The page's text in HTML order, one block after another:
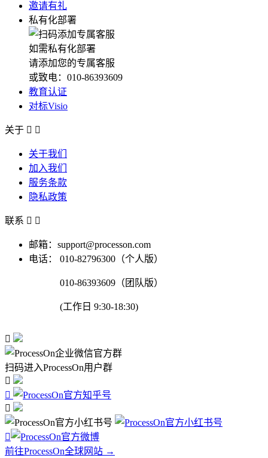
邀请有礼
私有化部署
如需私有化部署
请添加您的专属客服
或致电：010-86393609
教育认证
对标Visio
关于  
关于我们
加入我们
服务条款
隐私政策
联系  
邮箱：support@processon.com
电话：
010-82796300（个人版）
010-86393609（团队版）
(工作日 9:30-18:30)

扫码进入ProcessOn用户群




前往ProcessOn全球网站 →